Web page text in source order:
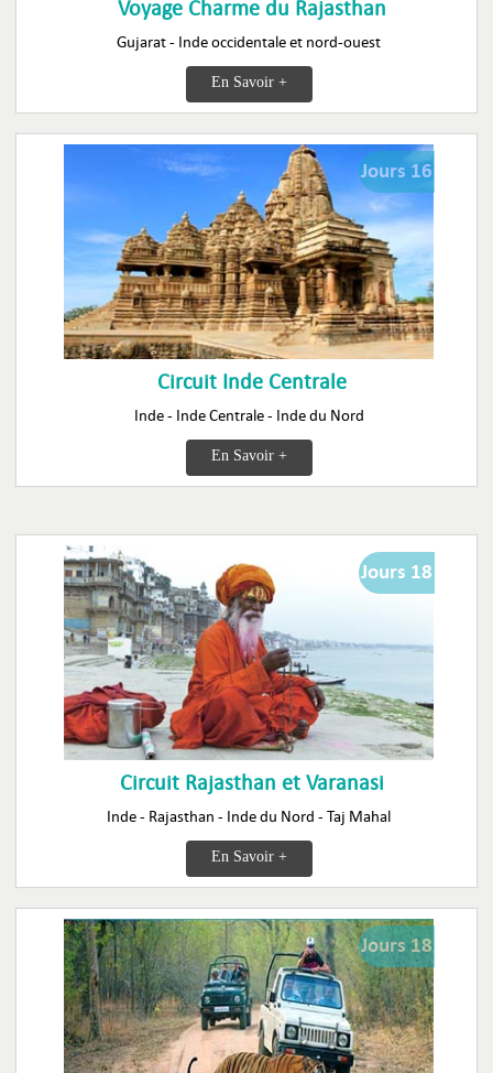
Voyage Charme du Rajasthan
Gujarat - Inde occidentale et nord-ouest
En Savoir +
Jours 16
Circuit Inde Centrale
Inde - Inde Centrale - Inde du Nord
En Savoir +
Jours 18
Circuit Rajasthan et Varanasi
Inde - Rajasthan - Inde du Nord - Taj Mahal
En Savoir +
Jours 18